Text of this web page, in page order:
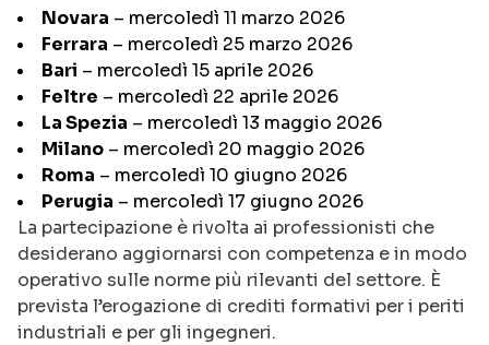
Novara – mercoledì 11 marzo 2026
Ferrara – mercoledì 25 marzo 2026
Bari – mercoledì 15 aprile 2026
Feltre – mercoledì 22 aprile 2026
La Spezia – mercoledì 13 maggio 2026
Milano – mercoledì 20 maggio 2026
Roma – mercoledì 10 giugno 2026
Perugia – mercoledì 17 giugno 2026
La partecipazione è rivolta ai professionisti che
desiderano aggiornarsi con competenza e in modo
operativo sulle norme più rilevanti del settore. È
prevista l’erogazione di crediti formativi per i periti
industriali e per gli ingegneri.